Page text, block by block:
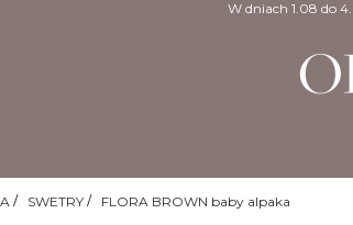
W dniach 1.08 do
SWETRY FLORA BROWN baby alpaka